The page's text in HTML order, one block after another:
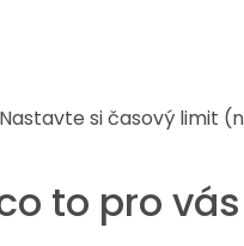
si časový limit
to pro